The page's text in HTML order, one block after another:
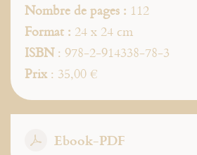
Nombre de pages : 112
Format : 24 x 24 cm
ISBN: 978-2-914338-78-3
Prix: 35,00 €
Ebook-PDF